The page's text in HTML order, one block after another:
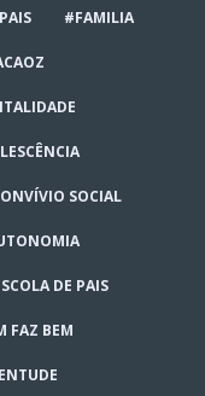
#FAMILIA
SOCIAL
DE PAIS
FAZ BEM